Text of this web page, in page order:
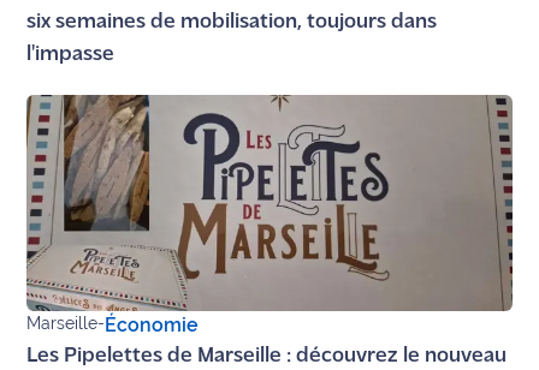
six semaines de mobilisation, toujours dans
l'impasse
Marseille-Économie
Les Pipelettes de Marseille : découvrez le nouveau